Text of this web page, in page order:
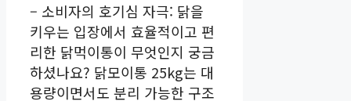
– 소비자의 호기심 자극: 닭을
키우는 입장에서 효율적이고 편
리한 닭먹이통이 무엇인지 궁금
하셨나요? 닭모이통 25kg는 대
용량이면서도 분리 가능한 구조